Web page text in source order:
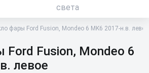
фары Ford Fusion, Mondeo 6 MK6 2017-н.в. левое
Ford Fusion, Mondeo 6
левое